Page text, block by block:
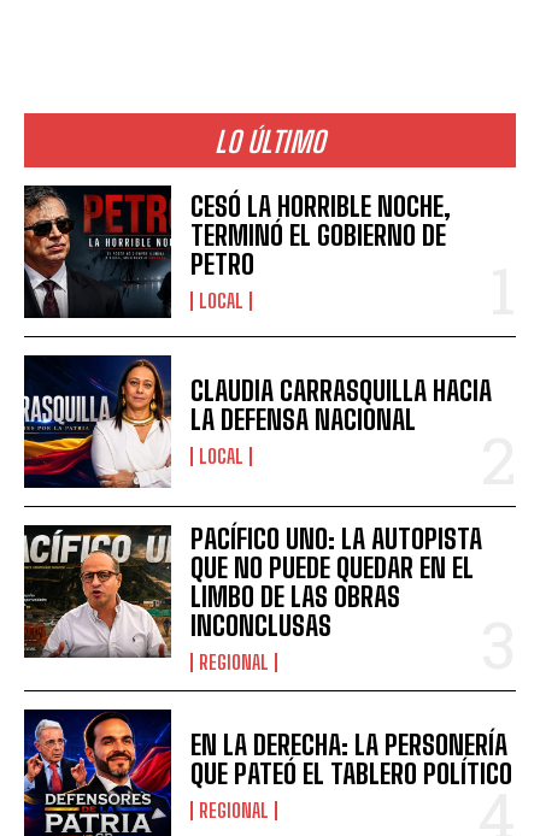
LO ÚLTIMO
CESÓ LA HORRIBLE NOCHE,
TERMINÓ EL GOBIERNO DE
PETRO
LOCAL
CLAUDIA CARRASQUILLA HACIA
LA DEFENSA NACIONAL
LOCAL
PACÍFICO UNO: LA AUTOPISTA
QUE NO PUEDE QUEDAR EN EL
LIMBO DE LAS OBRAS
INCONCLUSAS
REGIONAL
EN LA DERECHA: LA PERSONERÍA
QUE PATEÓ EL TABLERO POLÍTICO
REGIONAL